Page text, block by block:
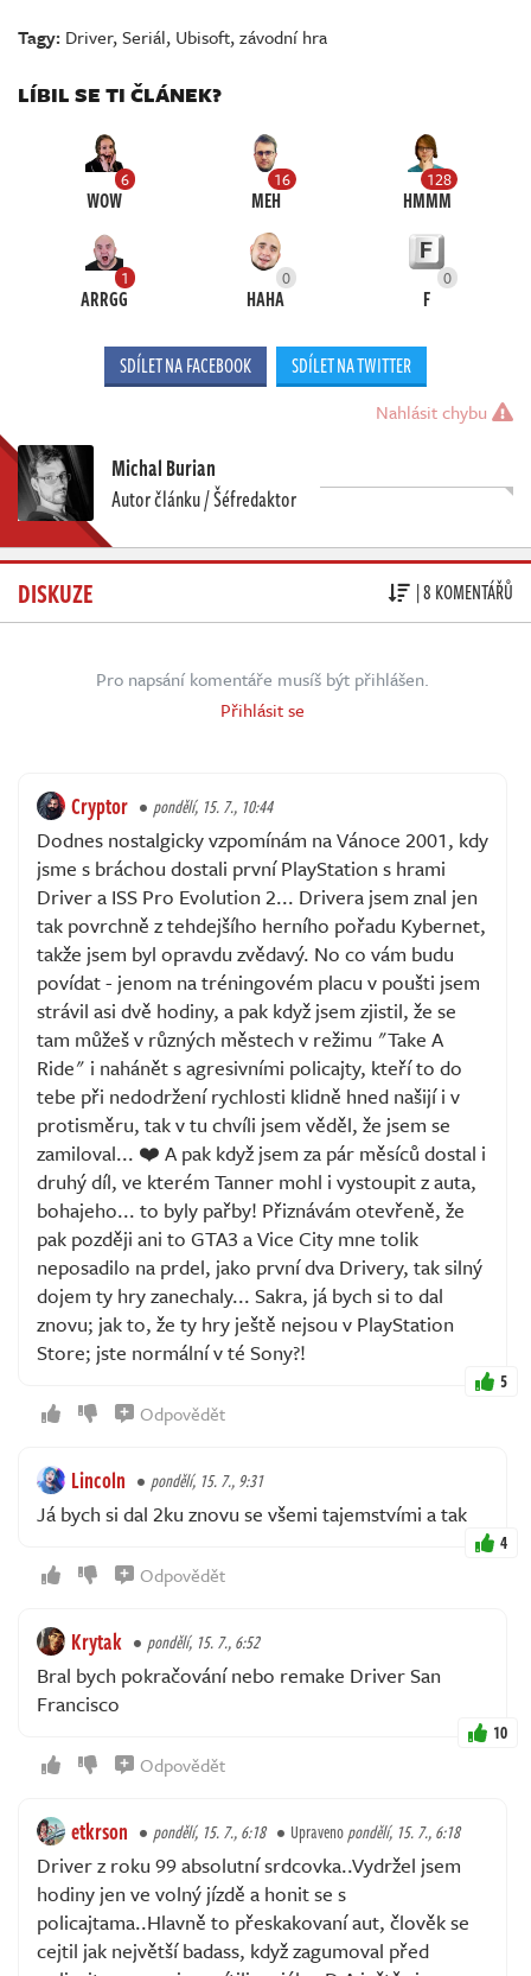
Tagy: Driver,Seriál, Ubisoft,závodní hra
LÍBIL SE TI ČLÁNEK?
6
WOW
16
MEH
128
HMMM
1
ARRGG
0
HAHA
0
F
SDÍLET NA FACEBOOK SDÍLET NA TWITTER
Nahlásit chybu
Michal Burian
Autor článku / Šéfredaktor
DISKUZE | 8 KOMENTÁŘŮ
Pro napsání komentáře musíš být přihlášen.
Přihlásit se
Cryptor pondělí, 15. 7., 10:44
Dodnes nostalgicky vzpomínám na Vánoce 2001, kdy
jsme s bráchou dostali první PlayStation s hrami
Driver a ISS Pro Evolution 2... Drivera jsem znal jen
tak povrchně z tehdejšího herního pořadu Kybernet,
takže jsem byl opravdu zvědavý. No co vám budu
povídat - jenom na tréningovém placu v poušti jsem
strávil asi dvě hodiny, a pak když jsem zjistil, že se
tam můžeš v různých městech v režimu "Take A
Ride" i nahánět s agresivními policajty, kteří to do
tebe při nedodržení rychlosti klidně hned našijí i v
protisměru, tak v tu chvíli jsem věděl, že jsem se
zamiloval... ❤️ A pak když jsem za pár měsíců dostal i
druhý díl, ve kterém Tanner mohl i vystoupit z auta,
bohajeho... to byly pařby! Přiznávám otevřeně, že
pak později ani to GTA3 a Vice City mne tolik
neposadilo na prdel, jako první dva Drivery, tak silný
dojem ty hry zanechaly... Sakra, já bych si to dal
znovu; jak to, že ty hry ještě nejsou v PlayStation
Store; jste normální v té Sony?!
5
Odpovědět
Lincoln pondělí, 15. 7., 9:31
Já bych si dal 2ku znovu se všemi tajemstvími a tak
4
Odpovědět
Krytak pondělí, 15. 7., 6:52
Bral bych pokračování nebo remake Driver San
Francisco
10
Odpovědět
etkrson pondělí, 15. 7., 6:18 Upravenopondělí, 15. 7., 6:18
Driver z roku 99 absolutní srdcovka..Vydržel jsem
hodiny jen ve volný jízdě a honit se s
policajtama..Hlavně to přeskakovaní aut, člověk se
cejtil jak největší badass, když zagumoval před